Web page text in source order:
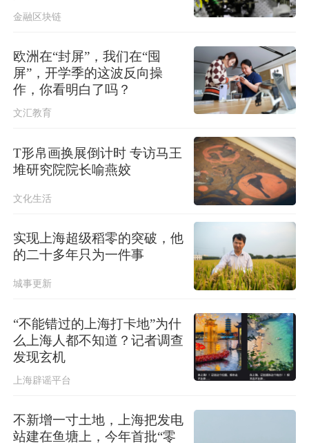
金融区块链
欧洲在“封屏”，我们在“囤
屏”，开学季的这波反向操
作，你看明白了吗？
文汇教育
T形帛画换展倒计时 专访马王
堆研究院院长喻燕姣
文化生活
实现上海超级稻零的突破，他
的二十多年只为一件事
城事更新
“不能错过的上海打卡地”为什
么上海人都不知道？记者调查
发现玄机
上海辟谣平台
不新增一寸土地，上海把发电
站建在鱼塘上，今年首批“零